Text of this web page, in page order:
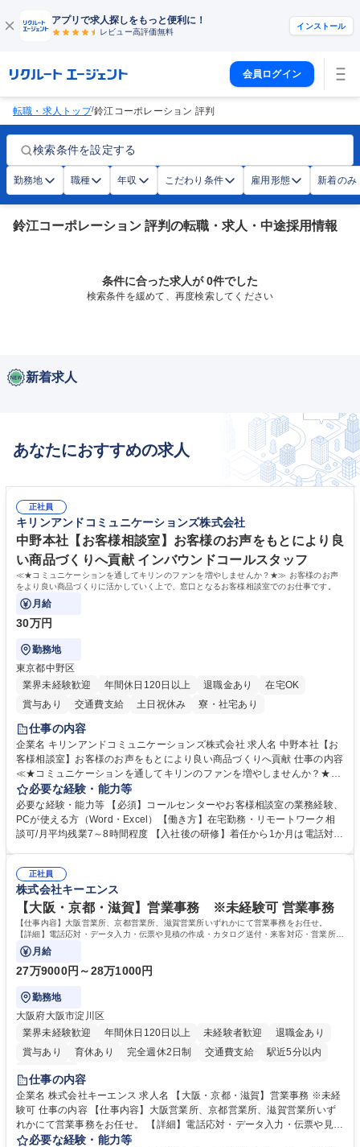
アプリで求人探しをもっと便利に！
レビュー高評価無料
インストール
会員ログイン
転職・求人トップ/鈴江コーポレーション 評判
検索条件を設定する
勤務地 職種 年収 こだわり条件 雇用形態 新着のみ
鈴江コーポレーション 評判の転職・求人・中途採用情報
条件に合った求人が 0件でした
検索条件を緩めて、再度検索してください
新着求人
あなたにおすすめの求人
正社員
キリンアンドコミュニケーションズ株式会社
中野本社【お客様相談室】お客様のお声をもとにより良
い商品づくりへ貢献 インバウンドコールスタッフ
≪★コミュニケーションを通してキリンのファンを増やしませんか？★≫ お客様のお声
をより良い商品づくりに活かしていく上で、窓口となるお客様相談室でのお仕事です。
月給
30万円
勤務地
東京都中野区
業界未経験歓迎
年間休日120日以上 退職金あり
在宅OK
賞与あり
交通費支給 土日祝休み 寮・社宅あり
仕事の内容
企業名 キリンアンドコミュニケーションズ株式会社 求人名 中野本社【お
客様相談室】お客様のお声をもとにより良い商品づくりへ貢献 仕事の内容
≪★コミュニケーションを通してキリンのファンを増やしませんか？★≫
お客様のお声をより良い商品づくりに活かしていく上で、窓口となるお客
様相談室でのお仕事です。 日々お客様からいただくキリングループへのご
意見を、企業活動に活かしています。お客様からの声に迅速かつ誠意をも
って対応、情報提供するとともにグループ内活動に反映しています。 【具
平均100件前後■メール・手紙：同上40件前後 募集職種 中野本社【お客様
相談室】お客様のお声をもとにより良い商品づくりへ貢献
必要な経験・能力等
必要な経験・能力等 【必須】コールセンターやお客様相談室の業務経験、
PCが使える方（Word・Excel）【働き方】在宅勤務・リモートワーク相
談可/月平均残業7～8時間程度 【入社後の研修】着任から1か月は電話対応
すのでご安心ください。 【当社について】キリングループの広報機能を担
う会社として、お客様との出会いを大切にし、磨き上げたホスピタリティ
を込めてコミュニケーションをとりながら広報関連業務を行っておりま
す。 学歴・資格 学歴：大学院 大学 高専 短大 専修学校 高校 語学力： 資
格：
正社員
株式会社キーエンス
【大阪・京都・滋賀】営業事務 ※未経験可 営業事務
【仕事内容】大阪営業所、京都営業所、滋賀営業所いずれかにて営業事務をお任せ。
【詳細】電話応対・データ入力・伝票や見積の作成・カタログ送付・来客対応・営業所内
で発生する事務業務や業務改善をお任せ。
月給
27万9000円～28万1000円
勤務地
大阪府大阪市淀川区
業界未経験歓迎
年間休日120日以上 未経験者歓迎
退職金あり
賞与あり
育休あり 完全週休2日制 交通費支給
駅近5分以内
土日祝休み
仕事の内容
企業名 株式会社キーエンス 求人名 【大阪・京都・滋賀】営業事務 ※未経
験可 仕事の内容 【仕事内容】大阪営業所、京都営業所、滋賀営業所いず
れかにて営業事務をお任せ。 【詳細】電話応対・データ入力・伝票や見積
の作成・カタログ送付・来客対応・営業所内で発生する事務業務や業務改
必要な経験・能力等